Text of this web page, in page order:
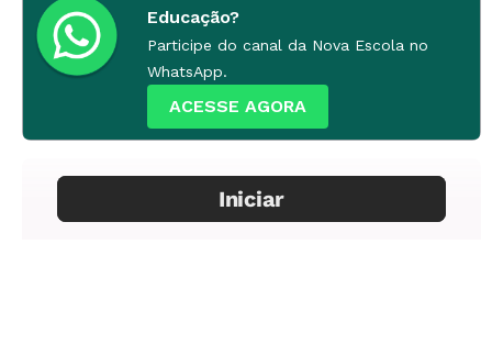
Educação?
Participe do canal da Nova Escola no
WhatsApp.
ACESSE AGORA